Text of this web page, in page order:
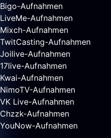
Bigo-Aufnahmen
LiveMe-Aufnahmen
Mixch-Aufnahmen
TwitCasting-Aufnahmen
Joilive-Aufnahmen
17live-Aufnahmen
Kwai-Aufnahmen
NimoTV-Aufnahmen
VK Live-Aufnahmen
Chzzk-Aufnahmen
YouNow-Aufnahmen